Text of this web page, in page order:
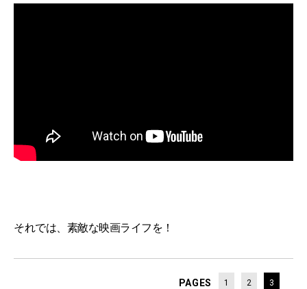
それでは、素敵な映画ライフを！
PAGES 1 2 3